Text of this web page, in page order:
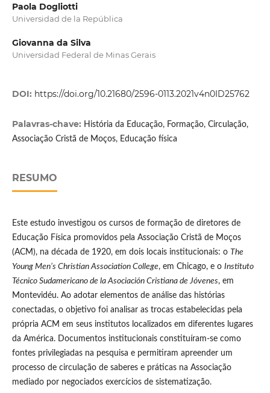
Paola Dogliotti
Universidad de la República
Giovanna da Silva
Universidad Federal de Minas Gerais
DOI: https://doi.org/10.21680/2596-0113.2021v4n0ID25762
Palavras-chave: História da Educação, Formação, Circulação,
Associação Cristã de Moços, Educação física
RESUMO
Este estudo investigou os cursos de formação de diretores de
Educação Física promovidos pela Associação Cristã de Moços
(ACM), na década de 1920, em dois locais institucionais: o The
Young Men’s Christian Association College, em Chicago, e o Instituto
Técnico Sudamericano de la Asociación Cristiana de Jóvenes, em
Montevidéu. Ao adotar elementos de análise das histórias
conectadas, o objetivo foi analisar as trocas estabelecidas pela
própria ACM em seus institutos localizados em diferentes lugares
da América. Documentos institucionais constituíram-se como
fontes privilegiadas na pesquisa e permitiram apreender um
processo de circulação de saberes e práticas na Associação
mediado por negociados exercícios de sistematização.